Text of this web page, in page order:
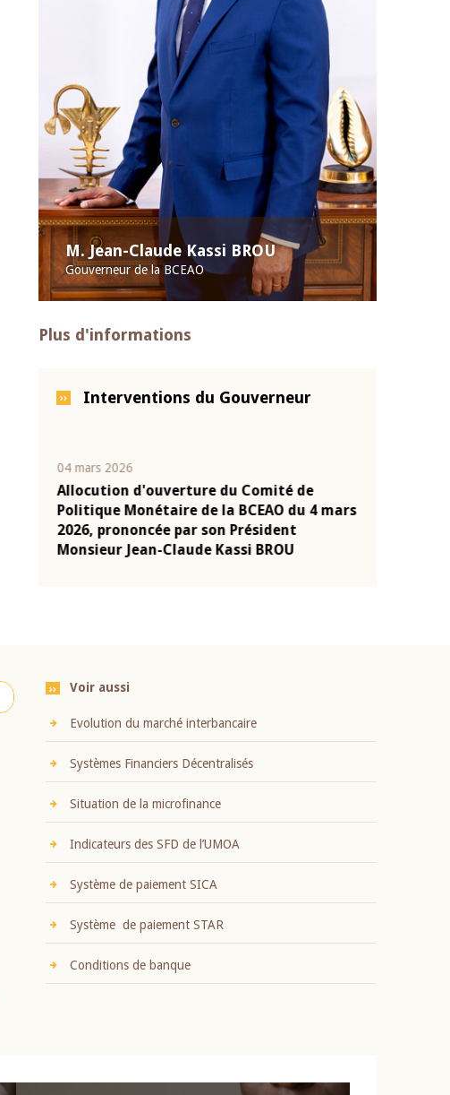
M. Jean-Claude Kassi BROU
Gouverneur de la BCEAO
Plus d'informations
Interventions du Gouverneur
04 mars 2026
Allocution d'ouverture du Comité de
Politique Monétaire de la BCEAO du 4 mars
2026, prononcée par son Président
Monsieur Jean-Claude Kassi BROU
Voir aussi
Evolution du marché interbancaire
Systèmes Financiers Décentralisés
Situation de la microfinance
Indicateurs des SFD de l’UMOA
Système de paiement SICA
Système de paiement STAR
Conditions de banque